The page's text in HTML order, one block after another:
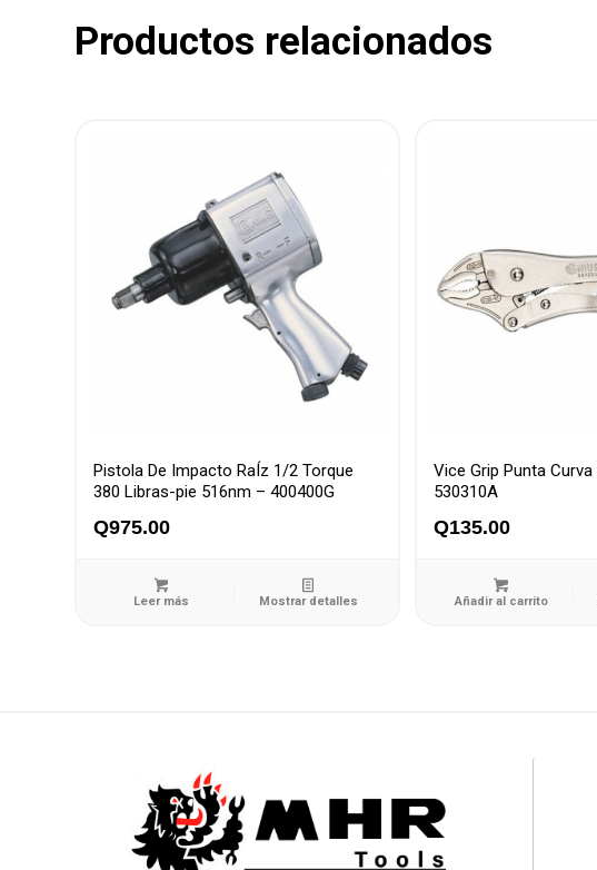
Productos relacionados
Pistola De Impacto RaÍz 1/2 Torque
380 Libras-pie 516nm – 400400G
Q975.00
Leer más Mostrar detalles
Vice Grip Punta Curva
530310A
Q135.00
Añadir al carrito